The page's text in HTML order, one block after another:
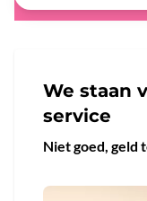
We staan
service
Niet goed, geld